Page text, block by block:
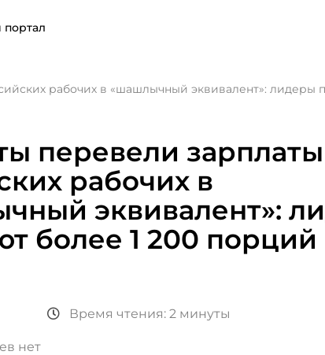
рабочих в «шашлычный эквивалент»: лидеры
перевели зарплаты
рабочих в
эквивалент»:
более 1 200 порций
Время чтения: 2 минуты
нет